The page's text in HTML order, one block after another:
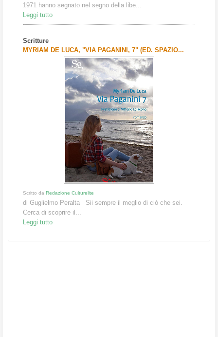
1971 hanno segnato nel segno della libe...
Leggi tutto
Scritture
MYRIAM DE LUCA, "VIA PAGANINI, 7" (ED. SPAZIO...
Scritto da Redazione Culturelite
di Guglielmo Peralta Sii sempre il meglio di ciò che sei.
Cerca di scoprire il...
Leggi tutto